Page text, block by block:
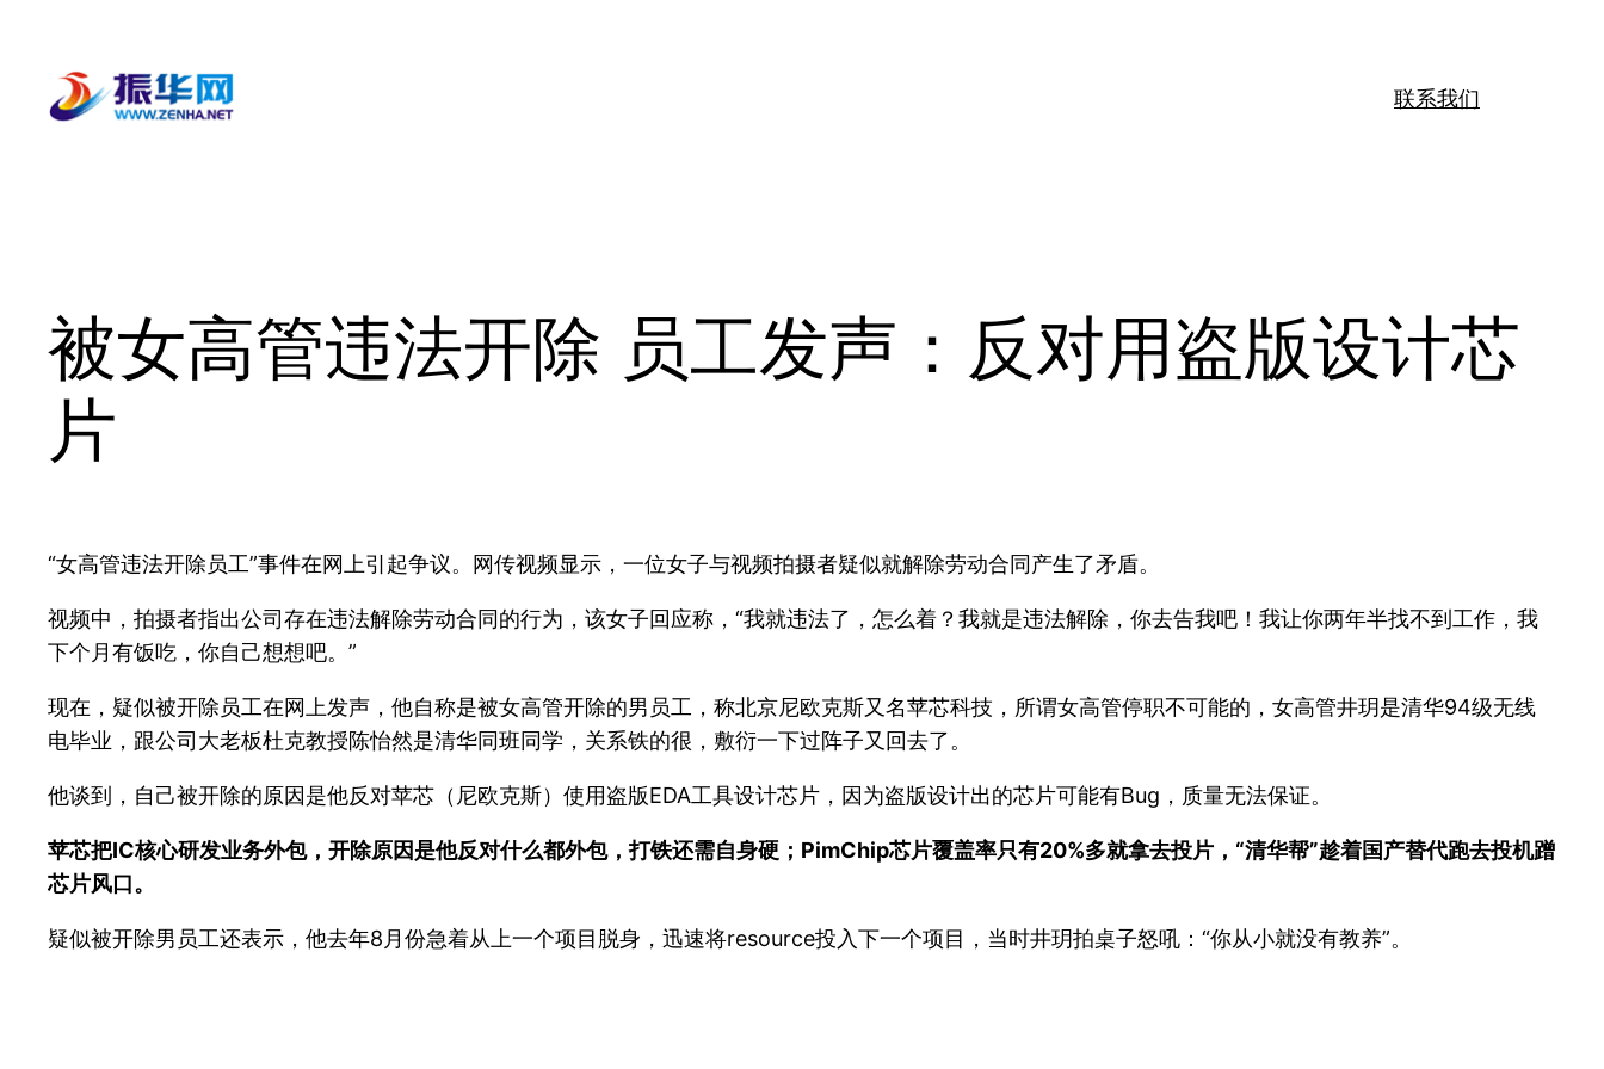
联系我们
被女高管违法开除 员工发声：反对用盗版设计芯
片
“女高管违法开除员工”事件在网上引起争议。网传视频显示，一位女子与视频拍摄者疑似就解除劳动合同产生了矛盾。
视频中，拍摄者指出公司存在违法解除劳动合同的行为，该女子回应称，“我就违法了，怎么着？我就是违法解除，你去告我吧！我让你两年半找不到工作，我
下个月有饭吃，你自己想想吧。”
现在，疑似被开除员工在网上发声，他自称是被女高管开除的男员工，称北京尼欧克斯又名苹芯科技，所谓女高管停职不可能的，女高管井玥是清华94级无线
电毕业，跟公司大老板杜克教授陈怡然是清华同班同学，关系铁的很，敷衍一下过阵子又回去了。
他谈到，自己被开除的原因是他反对苹芯（尼欧克斯）使用盗版EDA工具设计芯片，因为盗版设计出的芯片可能有Bug，质量无法保证。
苹芯把IC核心研发业务外包，开除原因是他反对什么都外包，打铁还需自身硬；PimChip芯片覆盖率只有20%多就拿去投片，“清华帮”趁着国产替代跑去投机蹭
芯片风口。
疑似被开除男员工还表示，他去年8月份急着从上一个项目脱身，迅速将resource投入下一个项目，当时井玥拍桌子怒吼：“你从小就没有教养”。